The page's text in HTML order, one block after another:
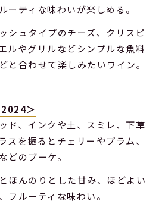
ーティな味わいが楽しめる。
シュタイプのチーズ、クリスピ
ルやグリルなどシンプルな魚料
と合わせて楽しみたいワイン。
＞
ド、インクや土、スミレ、下草
スを振るとチェリーやプラム、
どのブーケ。
ほんのりとした甘み、ほどよい
フルーティな味わい。